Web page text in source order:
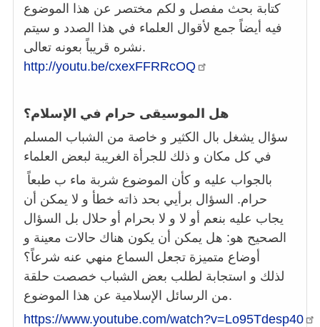
كتابة بحث مفصل و لكم مختصر عن هذا الموضوع
فيه أيضاً جمع لأقوال العلماء في هذا الصدد و سيتم
نشره قريباً بعونه تعالى.
http://youtu.be/cxexFFRRcOQ
هل الموسيقى حرام في الإسلام؟
سؤال يشغل بال الكثير و خاصة من الشباب المسلم
في كل مكان و ذلك للجرأة الغريبة لبعض العلماء
حرام. السؤال برأيي بحد ذاته خطأ و لا يمكن أن
يجاب عليه بنعم أو لا و لا بحرام أو حلال بل السؤال
الصحيح هو: هل يمكن أن يكون هناك حالات معينة و
لذلك و استجابة لطلب بعض الشباب خصصت حلقة
من الرسائل الإسلامية عن هذا الموضوع.
https://www.youtube.com/watch?v=Lo95Tdesp40